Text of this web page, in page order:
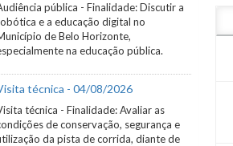
pública - Finalidade: Discutir a
e a educação digital no
de Belo Horizonte,
na educação pública.
técnica - 04/08/2026
técnica - Finalidade: Avaliar as
de conservação, segurança e
da pista de corrida, diante de